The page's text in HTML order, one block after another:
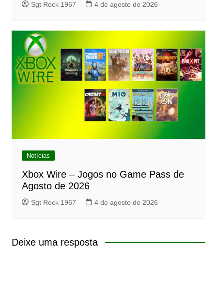
Sgt Rock 1967 4 de agosto de 2026
Notícias
Xbox Wire – Jogos no Game Pass de
Agosto de 2026
Sgt Rock 1967 4 de agosto de 2026
Deixe uma resposta